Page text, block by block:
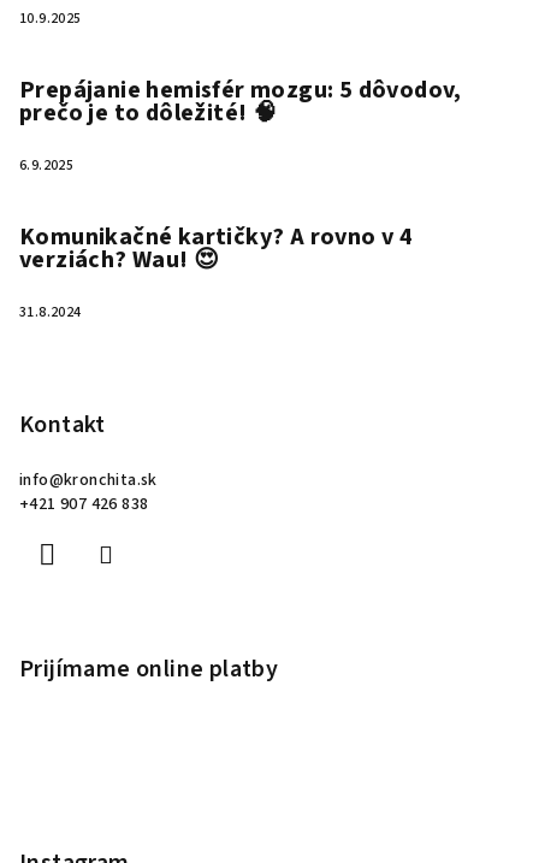
10.9.2025
Prepájanie hemisfér mozgu: 5 dôvodov,
prečo je to dôležité! 🧠
6.9.2025
Komunikačné kartičky? A rovno v 4
verziách? Wau! 😍
31.8.2024
Kontakt
info@kronchita.sk
+421 907 426 838
Prijímame online platby